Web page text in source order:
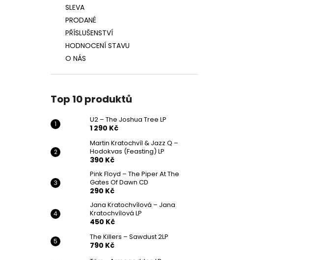
SLEVA
PRODANÉ
PŘÍSLUŠENSTVÍ
HODNOCENÍ STAVU
O NÁS
Top 10 produktů
U2 – The Joshua Tree LP
1 290 Kč
Martin Kratochvíl & Jazz Q ‎–
Hodokvas (Feasting) LP
390 Kč
Pink Floyd – The Piper At The
Gates Of Dawn CD
290 Kč
Jana Kratochvílová – Jana
Kratochvílová LP
450 Kč
The Killers – Sawdust 2LP
790 Kč